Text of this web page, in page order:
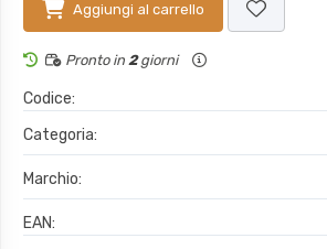
Aggiungi al carrello
Pronto in 2giorni
Codice:
Categoria:
Marchio:
EAN: